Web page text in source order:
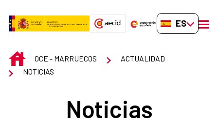
ES-ES
INICIOOCE - MARRUECOS
ACTUALIDAD
NOTICIAS
Noticias